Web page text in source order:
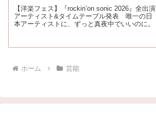
【洋楽フェス】『rockin’on sonic 2026』全出演
アーティスト&タイムテーブル発表 唯一の日
本アーティストに、ずっと真夜中でいいのに。
ホーム 芸能